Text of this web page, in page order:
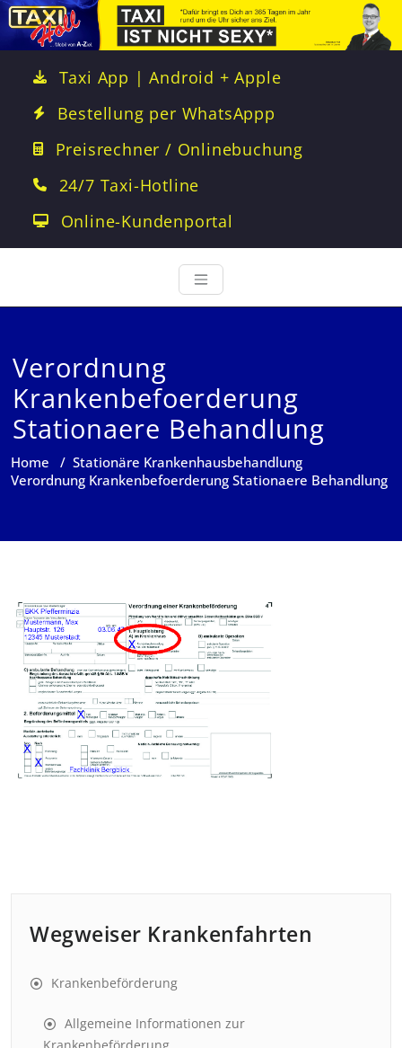
Taxi App | Android + Apple
Bestellung per WhatsAppp
Preisrechner / Onlinebuchung
24/7 Taxi-Hotline
Online-Kundenportal
Verordnung
Krankenbefoerderung
Stationaere Behandlung
Home / Stationäre Krankenhausbehandlung
Verordnung Krankenbefoerderung Stationaere Behandlung
Wegweiser Krankenfahrten
Krankenbeförderung
Allgemeine Informationen zur